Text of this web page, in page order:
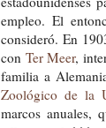
empleo. El
consideró. En
con Ter Meer,
familia a
Zoológico de la
marcos anuales,